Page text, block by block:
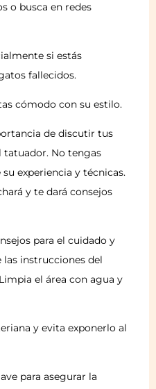
o busca en redes
si estás
fallecidos.
cómodo con su estilo.
de discutir tus
tatuador. No tengas
experiencia y técnicas.
y te dará consejos
para el cuidado y
instrucciones del
el área con agua y
y evita exponerlo al
para asegurar la